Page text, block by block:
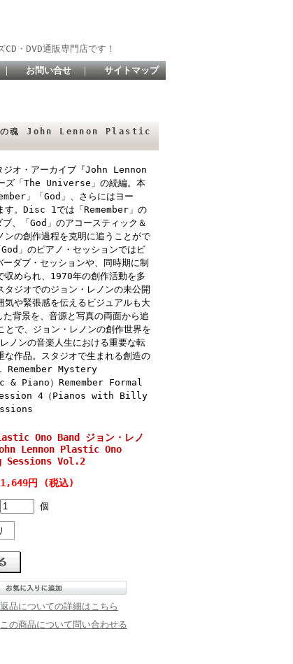
・DVD通販専門店です！
お問い合せ ｜ サイトマップ
の魂 John Lennon Plastic
オ・アーカイブ『John Lennon
ズ「The Universe」の続編。本
」「God」、さらにはヨー
す。Disc 1では「Remember」の
、「God」のアコースティック＆
ンの創作過程を克明に追うことがで
」のピアノ・セッションではビ
ダブ・セッションや、同時期に制
収められ、1970年の創作活動を多
ジオでのジョン・レノンの未公開
気や緊張感を伝えるビジュアルも大
背景を、音源と写真の両面から追
で、ジョン・レノンの創作世界を
ノンの音楽人生における重要な転
作品。スタジオで生まれる創造の
1 Remember Mystery
Piano）Remember Formal
Session 4（Pianos with Billy
Ono Band ジョン・レノ
Lennon Plastic Ono
Sessions Vol.2
1,649円 (税込)
個
返品についての詳細はこちら
この商品について問い合わせる